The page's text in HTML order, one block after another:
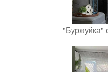
"Буржуйка"